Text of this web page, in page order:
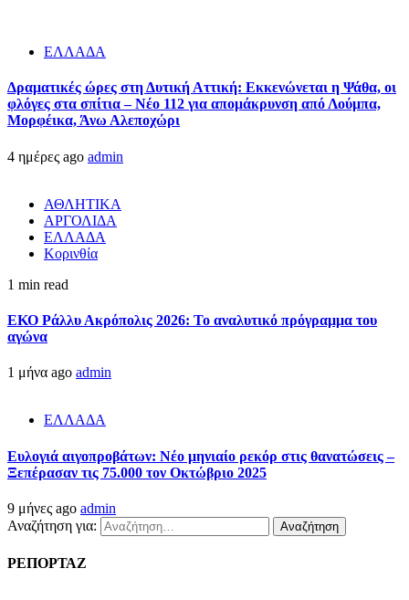
ΕΛΛΑΔΑ
Δραματικές ώρες στη Δυτική Αττική: Εκκενώνεται η Ψάθα, οι
φλόγες στα σπίτια – Νέο 112 για απομάκρυνση από Λούμπα,
Μορφέικα, Άνω Αλεποχώρι
4 ημέρες ago admin
ΑΘΛΗΤΙΚΑ
ΑΡΓΟΛΙΔΑ
ΕΛΛΑΔΑ
Κορινθία
1 min read
ΕΚΟ Ράλλυ Ακρόπολις 2026: Το αναλυτικό πρόγραμμα του
αγώνα
1 μήνα ago admin
ΕΛΛΑΔΑ
Ευλογιά αιγοπροβάτων: Νέο μηνιαίο ρεκόρ στις θανατώσεις –
Ξεπέρασαν τις 75.000 τον Οκτώβριο 2025
9 μήνες ago admin
Αναζήτηση για:
ΡΕΠΟΡΤΑΖ